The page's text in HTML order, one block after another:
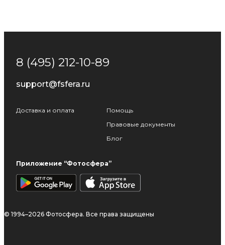
8 (495) 212-10-89
support@fsfera.ru
Доставка и оплата
Помощь
Правовые документы
Блог
Приложение “Фотосфера”
© 1994–2026 Фотосфера. Все права защищены